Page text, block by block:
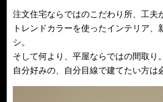
注文住宅ならではのこだわり所、工夫
トレンドカラーを使ったインテリア、
シ。
そして何より、平屋ならではの間取り。
自分好みの、自分目線で建てたい方は